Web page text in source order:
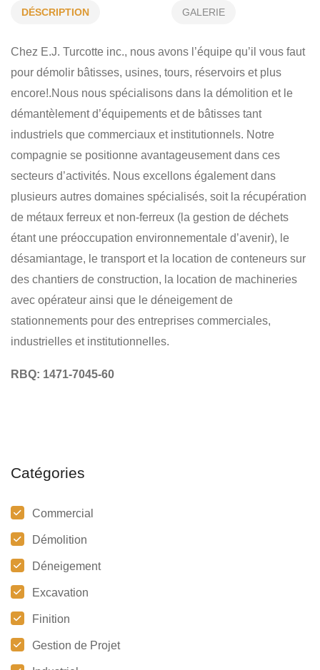
RÉCUPÉRATION DE MÉTAUX LOCATION DE CONTENEUR
COMMERCIAL
INDUSTRIEL
DÉSCRIPTION GALERIE
Chez E.J. Turcotte inc., nous avons l’équipe qu’il vous faut
pour démolir bâtisses, usines, tours, réservoirs et plus
encore!.Nous nous spécialisons dans la démolition et le
démantèlement d’équipements et de bâtisses tant
industriels que commerciaux et institutionnels. Notre
compagnie se positionne avantageusement dans ces
secteurs d’activités. Nous excellons également dans
plusieurs autres domaines spécialisés, soit la récupération
de métaux ferreux et non-ferreux (la gestion de déchets
étant une préoccupation environnementale d’avenir), le
désamiantage, le transport et la location de conteneurs sur
des chantiers de construction, la location de machineries
avec opérateur ainsi que le déneigement de
stationnements pour des entreprises commerciales,
industrielles et institutionnelles.
RBQ: 1471-7045-60
Catégories
Commercial
Démolition
Déneigement
Excavation
Finition
Gestion de Projet